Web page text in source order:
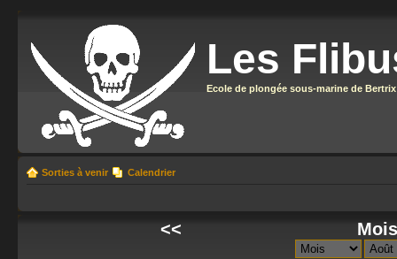
Les
Ecole de plongée sous-marine de Bertrix
Sorties à venir Calendrier
<<